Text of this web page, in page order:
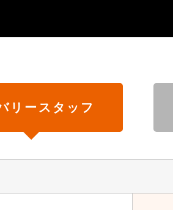
リースタッフ